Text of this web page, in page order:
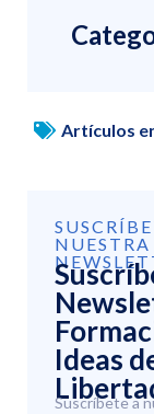
Artículos
NUESTRA
Ideas
Suscríbete a